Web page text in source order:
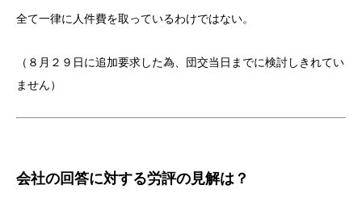
全て一律に人件費を取っているわけではない。
（８月２９日に追加要求した為、団交当日までに検討しきれてい
ません）
会社の回答に対する労評の見解は？